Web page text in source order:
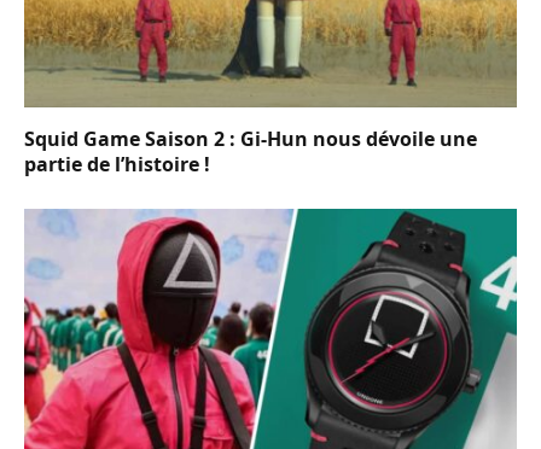
Squid Game Saison 2 : Gi-Hun nous dévoile une
partie de l’histoire !